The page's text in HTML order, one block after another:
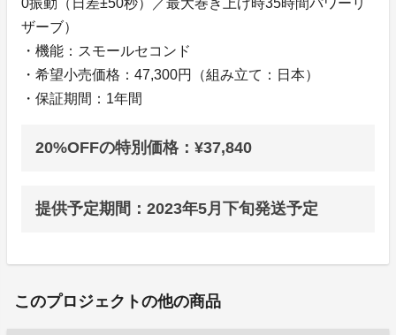
0振動（日差±50秒）／最大巻き上げ時35時間パワーリ
ザーブ）
・機能：スモールセコンド
・希望小売価格：47,300円（組み立て：日本）
・保証期間：1年間
20%OFFの特別価格：¥37,840
提供予定期間：2023年5月下旬発送予定
このプロジェクトの他の商品